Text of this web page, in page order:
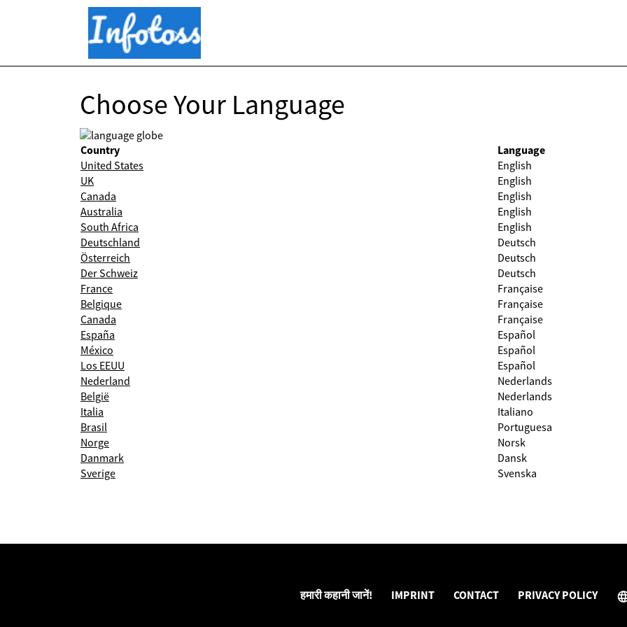
Choose Your Language
Country
Language
United States
English
UK
English
Canada
English
Australia
English
South Africa
English
Deutschland
Deutsch
Österreich
Deutsch
Der Schweiz
Deutsch
France
Française
Belgique
Française
Canada
Française
España
Español
México
Español
Los EEUU
Español
Nederland
Nederlands
België
Nederlands
Italia
Italiano
Brasil
Portuguesa
Norge
Norsk
Danmark
Dansk
Sverige
Svenska
हमारी कहानी जानें! IMPRINT CONTACT PRIVACY POLICY